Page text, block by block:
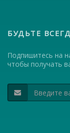
БУДЬТЕ
Подпишитесь на
чтобы получать